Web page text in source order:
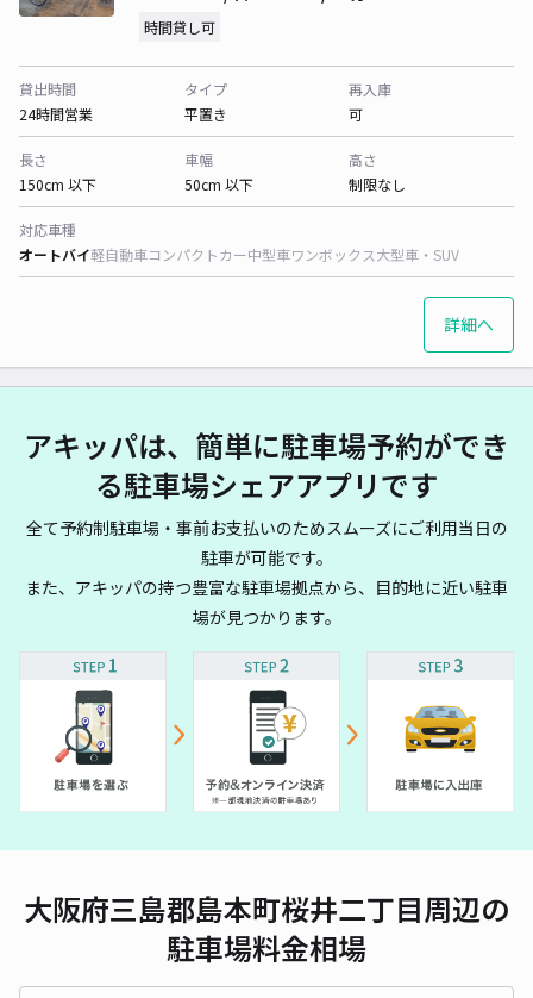
時間貸し可
貸出時間
24時間営業
タイプ
平置き
再入庫
可
長さ
150cm 以下
車幅
50cm 以下
高さ
制限なし
対応車種
オートバイ軽自動車コンパクトカー中型車ワンボックス大型車・SUV
詳細へ
アキッパは、簡単に駐車場予約ができ
る駐車場シェアアプリです
全て予約制駐車場・事前お支払いのためスムーズにご利用当日の
駐車が可能です。
また、アキッパの持つ豊富な駐車場拠点から、目的地に近い駐車
場が見つかります。
大阪府三島郡島本町桜井二丁目周辺の
駐車場料金相場